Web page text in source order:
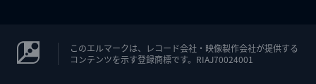
このエルマークは、レコード会社・映像製作会社が提供する
コンテンツを示す登録商標です。RIAJ70024001